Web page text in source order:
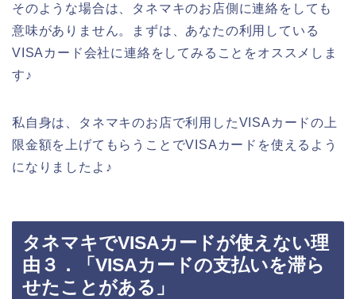
そのような場合は、タネマキのお店側に連絡をしても
意味がありません。まずは、あなたの利用している
VISAカード会社に連絡をしてみることをオススメしま
す♪
私自身は、タネマキのお店で利用したVISAカードの上
限金額を上げてもらうことでVISAカードを使えるよう
になりましたよ♪
タネマキでVISAカードが使えない理
由３．「VISAカードの支払いを滞ら
せたことがある」